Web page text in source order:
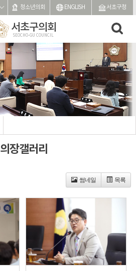
청소년의회 ENGLISH 서초구청
서초구의회
SEOCHO-GU COUNCIL
의장갤러리
썸네일 목록